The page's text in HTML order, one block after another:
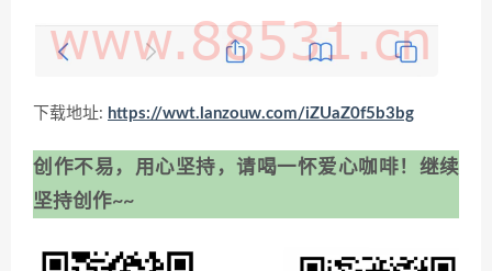
下载地址: https://wwt.lanzouw.com/iZUaZ0f5b3bg
创作不易，用心坚持，请喝一怀爱心咖啡！继续
坚持创作~~